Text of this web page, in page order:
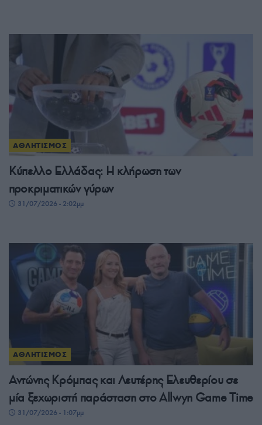
ΑΘΛΗΤΙΣΜΟΣ
Κύπελλο Ελλάδας: Η κλήρωση των
προκριματικών γύρων
31/07/2026 - 2:02μμ
ΑΘΛΗΤΙΣΜΟΣ
Αντώνης Κρόμπας και Λευτέρης Ελευθερίου σε
μία ξεχωριστή παράσταση στο Allwyn Game Time
31/07/2026 - 1:07μμ